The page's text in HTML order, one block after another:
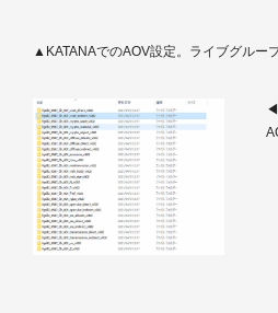
▲KATANAでのAOV設定。ライブグルー